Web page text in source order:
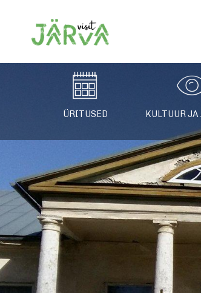
ÜRITUSED KULTUUR JA